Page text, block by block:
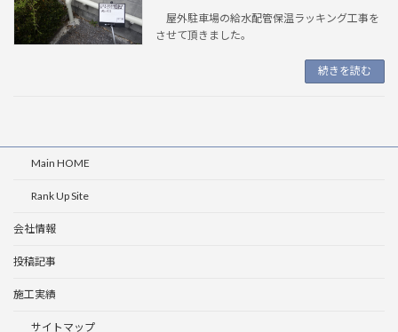
屋外駐車場の給水配管保温ラッキング工事を
させて頂きました。
続きを読む
Main HOME
Rank Up Site
会社情報
投稿記事
施工実績
サイトマップ